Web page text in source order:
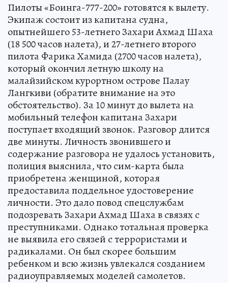
Пилоты «Боинга-777-200» готовятся к вылету.
Экипаж состоит из капитана судна,
опытнейшего 53-летнего Захари Ахмад Шаха
(18 500 часов налета), и 27-летнего второго
пилота Фарика Хамида (2700 часов налета),
который окончил летную школу на
малайзийском курортном острове Палау
Лангкиви (обратите внимание на это
обстоятельство). За 10 минут до вылета на
мобильный телефон капитана Захари
поступает входящий звонок. Разговор длится
две минуты. Личность звонившего и
содержание разговора не удалось установить,
полиция выяснила, что сим-карта была
приобретена женщиной, которая
предоставила поддельное удостоверение
личности. Это дало повод спецслужбам
подозревать Захари Ахмад Шаха в связях с
преступниками. Однако тотальная проверка
не выявила его связей с террористами и
радикалами. Он был скорее большим
ребенком и всю жизнь увлекался созданием
радиоуправляемых моделей самолетов.